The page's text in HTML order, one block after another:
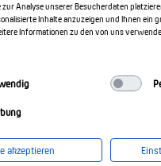
zur Analyse unserer Besucherdaten
Inhalte anzuzeigen und Ihnen ein
Informationen zu den von uns
akzeptieren